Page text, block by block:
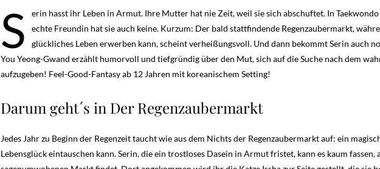
S
erin hasst ihr Leben in Armut. Ihre Mutter hat nie Zeit, weil sie sich abschuftet. In
echte Freundin hat sie auch keine. Kurzum: Der bald stattfindende Regenzaubermarkt,
glückliches Leben erwerben kann, scheint verheißungsvoll. Und dann bekommt Serin auch
You Yeong-Gwand erzählt humorvoll und tiefgründig über den Mut, sich auf die Suche nach dem
aufzugeben! Feel-Good-Fantasy ab 12 Jahren mit koreanischem Setting!
Darum geht´s in Der Regenzaubermarkt
Jedes Jahr zu Beginn der Regenzeit taucht wie aus dem Nichts der Regenzaubermarkt auf: ein
Lebensglück eintauschen kann. Serin, die ein trostloses Dasein in Armut fristet, kann es kaum